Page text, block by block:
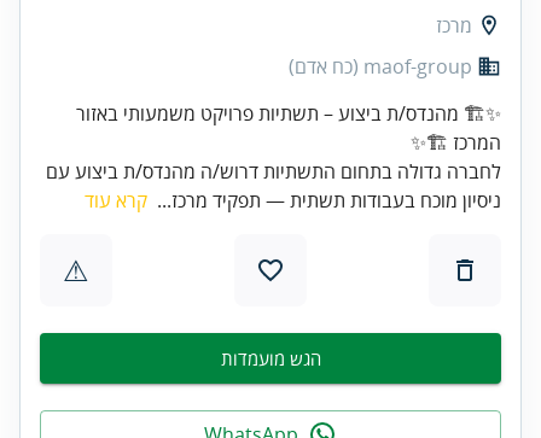
מרכז
maof-group (כח אדם)
✨🏗️ מהנדס/ת ביצוע – תשתיות פרויקט משמעותי באזור
המרכז 🏗️✨
לחברה גדולה בתחום התשתיות דרוש/ה מהנדס/ת ביצוע עם
ניסיון מוכח בעבודות תשתית — תפקיד מרכז... קרא עוד
⚠
הגש מועמדות